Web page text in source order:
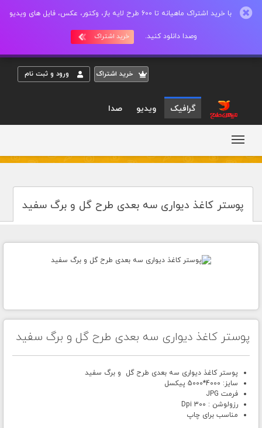
با خرید اشتراک ماهیانه تا 600 طرح لایه باز، وکتور، عکس، فایل های ویدیو
وصدا دانلود کنید. خرید اشتراک
خريد اشتراک ورود و ثبت نام
گرافیک ویدیو صدا
پوستر کاغذ دیواری سه بعدی طرح گل و برگ سفید
پوستر کاغذ دیواری سه بعدی طرح گل و برگ سفید
پوستر کاغذ دیواری سه بعدی طرح گل و برگ سفید
سایز: 4000*5000 پیکسل
فرمت JPG
رزولوشن : 300 Dpi
مناسب برای چاپ